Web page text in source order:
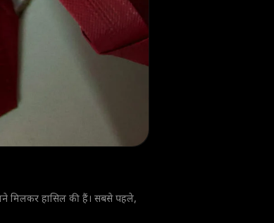
मिलकर हासिल की हैं। सबसे पहले,